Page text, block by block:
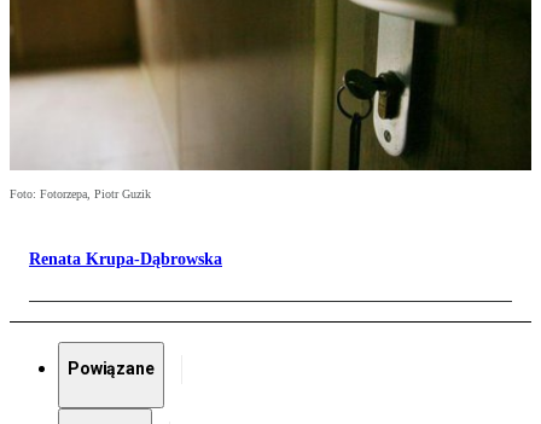
Foto: Fotorzepa, Piotr Guzik
Renata Krupa-Dąbrowska
Powiązane